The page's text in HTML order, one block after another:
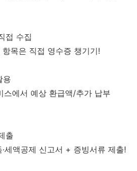
접 수집
목은 직접 영수증 챙기기!
용
스에서 예상 환급액/추가 납부
출
세액공제 신고서 + 증빙서류 제출!